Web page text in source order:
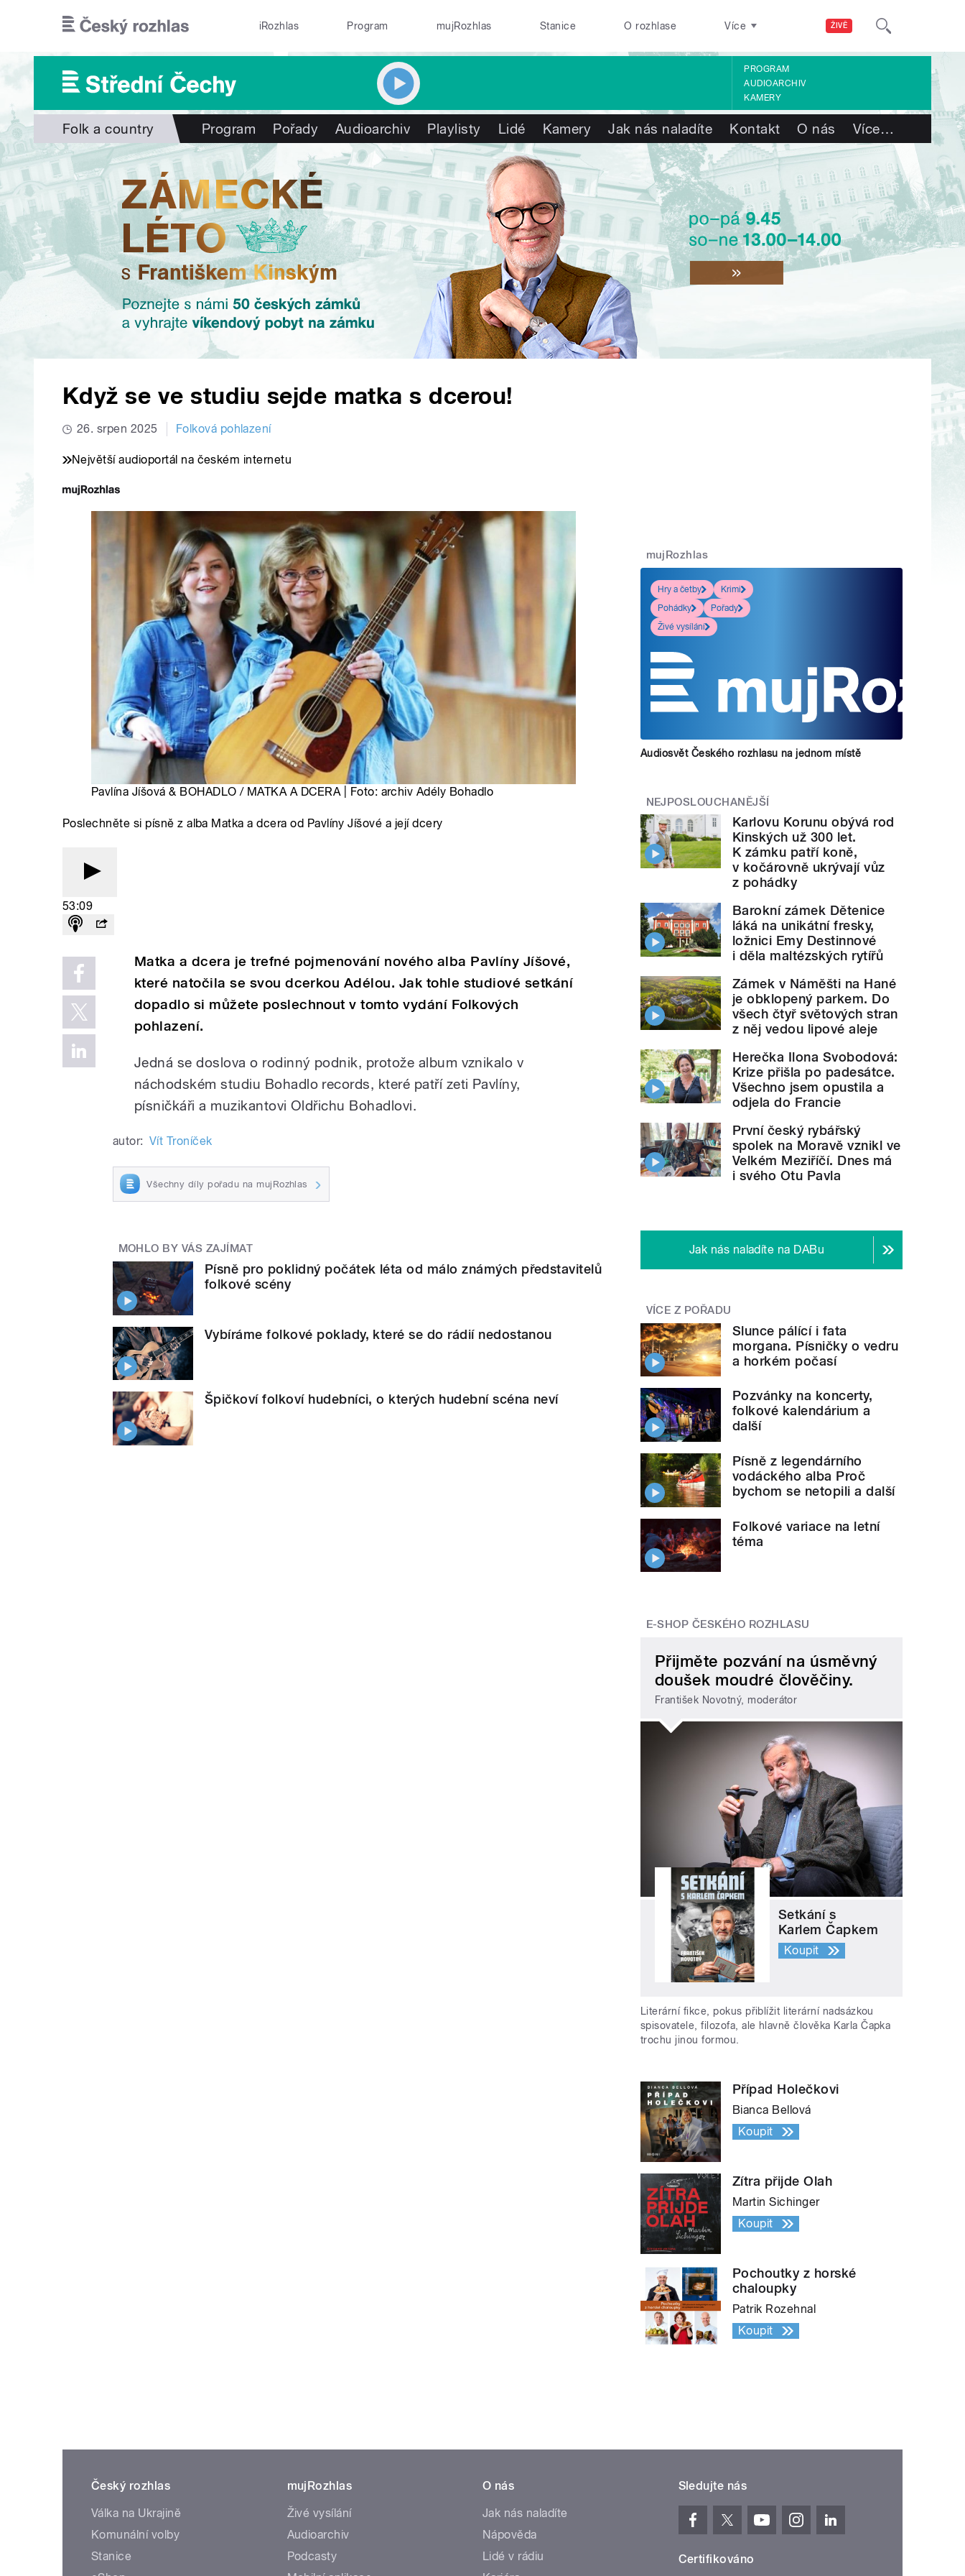
ŽIVĚ
iRozhlas Program mujRozhlas Stanice O rozhlase Více
PROGRAM
AUDIOARCHIV
KAMERY
Folk a country Program Pořady Audioarchiv Playlisty Lidé Kamery Jak nás naladíte Kontakt O nás Více…
Když se ve studiu sejde matka s dcerou!
26. srpen 2025 Folková pohlazení
Největší audioportál na českém internetu
Pavlína Jíšová & BOHADLO / MATKA A DCERA | Foto: archiv Adély Bohadlo
Poslechněte si písně z alba Matka a dcera od Pavlíny Jíšové a její dcery
53:09
Matka a dcera je trefné pojmenování nového alba Pavlíny Jíšové,
které natočila se svou dcerkou Adélou. Jak tohle studiové setkání
dopadlo si můžete poslechnout v tomto vydání Folkových
pohlazení.
Jedná se doslova o rodinný podnik, protože album vznikalo v
náchodském studiu Bohadlo records, které patří zeti Pavlíny,
písničkáři a muzikantovi Oldřichu Bohadlovi.
autor: Vít Troníček
Všechny díly pořadu na mujRozhlas
MOHLO BY VÁS ZAJÍMAT
Písně pro poklidný počátek léta od málo známých představitelů
folkové scény
Vybíráme folkové poklady, které se do rádií nedostanou
Špičkoví folkoví hudebníci, o kterých hudební scéna neví
mujRozhlas
Hry a četby
Krimi
Pohádky
Pořady
Živé vysílání
Audiosvět Českého rozhlasu na jednom místě
NEJPOSLOUCHANĚJŠÍ
Karlovu Korunu obývá rod
Kinských už 300 let.
K zámku patří koně,
v kočárovně ukrývají vůz
z pohádky
Barokní zámek Dětenice
láká na unikátní fresky,
ložnici Emy Destinnové
i děla maltézských rytířů
Zámek v Náměšti na Hané
je obklopený parkem. Do
všech čtyř světových stran
z něj vedou lipové aleje
Herečka Ilona Svobodová:
Krize přišla po padesátce.
Všechno jsem opustila a
odjela do Francie
První český rybářský
spolek na Moravě vznikl ve
Velkém Meziříčí. Dnes má
i svého Otu Pavla
Jak nás naladíte na DABu
VÍCE Z POŘADU
Slunce pálící i fata
morgana. Písničky o vedru
a horkém počasí
Pozvánky na koncerty,
folkové kalendárium a
další
Písně z legendárního
vodáckého alba Proč
bychom se netopili a další
Folkové variace na letní
téma
E-SHOP ČESKÉHO ROZHLASU
Přijměte pozvání na úsměvný
doušek moudré člověčiny.
František Novotný, moderátor
Setkání s
Karlem Čapkem
Koupit
Literární fikce, pokus přiblížit literární nadsázkou
spisovatele, filozofa, ale hlavně člověka Karla Čapka
trochu jinou formou.
Případ Holečkovi
Bianca Bellová
Koupit
Zítra přijde Olah
Martin Sichinger
Koupit
Pochoutky z horské
chaloupky
Patrik Rozehnal
Koupit
Český rozhlas
Válka na Ukrajině
Komunální volby
Stanice
mujRozhlas
Živé vysílání
Audioarchiv
Podcasty
O nás
Jak nás naladíte
Nápověda
Lidé v rádiu
Sledujte nás
Certifikováno